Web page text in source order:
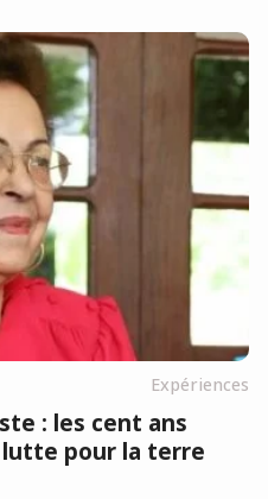
Expériences
: les cent ans
lutte pour la terre